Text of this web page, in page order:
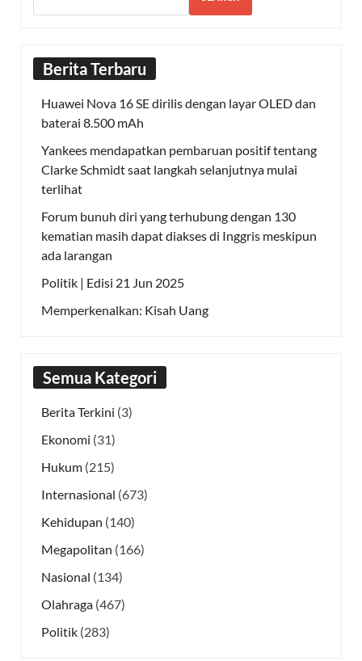
Berita Terbaru
Huawei Nova 16 SE dirilis dengan layar OLED dan
baterai 8.500 mAh
Yankees mendapatkan pembaruan positif tentang
Clarke Schmidt saat langkah selanjutnya mulai
terlihat
Forum bunuh diri yang terhubung dengan 130
kematian masih dapat diakses di Inggris meskipun
ada larangan
Politik | Edisi 21 Jun 2025
Memperkenalkan: Kisah Uang
Semua Kategori
Berita Terkini (3)
Ekonomi (31)
Hukum (215)
Internasional (673)
Kehidupan (140)
Megapolitan (166)
Nasional (134)
Olahraga (467)
Politik (283)